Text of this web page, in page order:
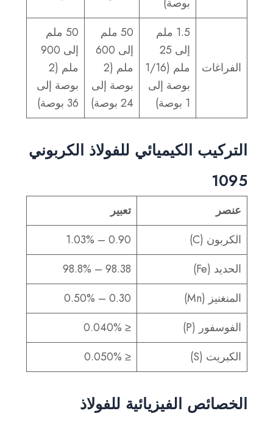
الفراغات
1.5 ملم
إلى 25
ملم (1/16
بوصة إلى
1 بوصة)
50 ملم
إلى 600
ملم (2
بوصة إلى
24 بوصة)
50 ملم
إلى 900
ملم (2
بوصة إلى
36 بوصة)
التركيب الكيميائي للفولاذ الكربوني
1095
عنصر
تعبير
الكربون (C)
0.90 – 1.03%
الحديد (Fe)
98.38 – 98.8%
المنغنيز (Mn)
0.30 – 0.50%
الفوسفور (P)
≤ 0.040%
الكبريت (S)
≤ 0.050%
الخصائص الفيزيائية للفولاذ